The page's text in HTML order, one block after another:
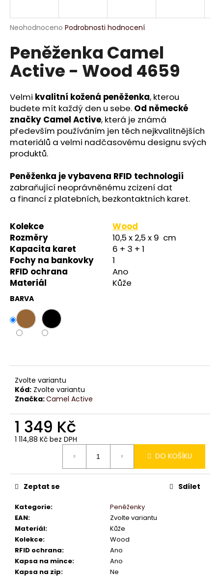
Průměrné
produktu
je
0,0
z
hvězdiček.
Neohodnoceno Podrobnosti hodnocení
Peněženka Camel
Active - Wood 4659
Velmi kvalitní kožená peněženka, kterou
budete mít každý den u sebe. Od německé
značky Camel Active, která je známá
především používáním jen těch nejkvalitnějších
materiálů a velmi nadčasovému designu svých
produktů.
Peněženka je vybavena RFID technologií
zabraňující neoprávněnému zcizení dat
a financí z platebních, bezkontaktních karet.
Kolekce
Wood
Rozměry
10,5 x 2,5 x 9 cm
Kapacita karet
6 + 3 + 1
Fochy na bankovky
1
RFID ochrana
Ano
Materiál
Kůže
BARVA
Zvolte variantu
Kód: Zvolte variantu
Značka:Camel Active
1 349 Kč
1 114,88 Kč bez DPH
DO KOŠÍKU
Kategorie:
Peněženky
EAN:
Zvolte variantu
Materiál:
Kůže
Kolekce:
Wood
RFID ochrana:
Ano
Kapsa na mince:
Ano
Kapsa na zip:
Ne
Zeptat se Sdílet
j
t
?
HLEDAT
D
p
o
r
č
u
j
e
m
e